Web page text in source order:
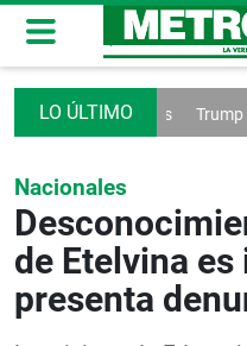
sociales Trump firma un
Nacionales
de Etelvina
presenta